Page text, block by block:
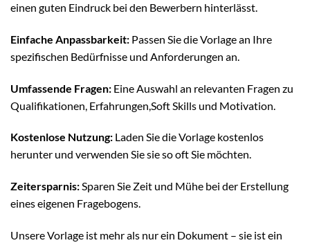
einen guten Eindruck bei den Bewerbern hinterlässt.
Einfache Anpassbarkeit: Passen Sie die Vorlage an Ihre
spezifischen Bedürfnisse und Anforderungen an.
Umfassende Fragen: Eine Auswahl an relevanten Fragen zu
Qualifikationen, Erfahrungen,Soft Skills und Motivation.
Kostenlose Nutzung: Laden Sie die Vorlage kostenlos
herunter und verwenden Sie sie so oft Sie möchten.
Zeitersparnis:Sparen Sie Zeit und Mühe bei der Erstellung
eines eigenen Fragebogens.
Unsere Vorlage ist mehr als nur ein Dokument – sie ist ein